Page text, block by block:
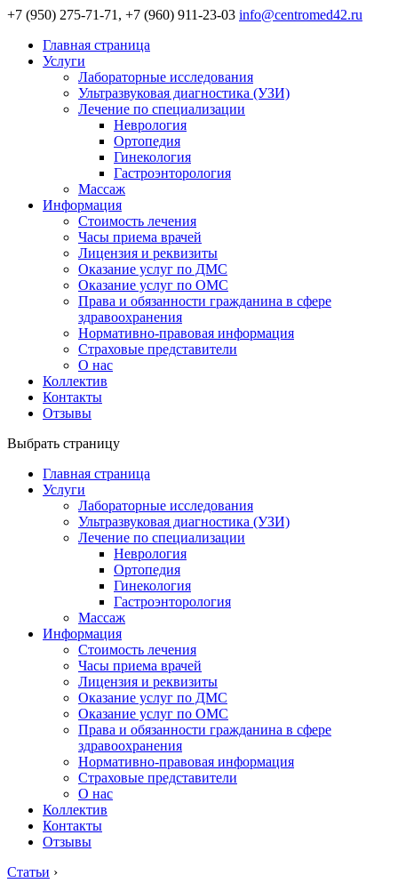
+7 (950) 275-71-71, +7 (960) 911-23-03 info@centromed42.ru
Главная страница
Услуги
Лабораторные исследования
Ультразвуковая диагностика (УЗИ)
Лечение по специализации
Неврология
Ортопедия
Гинекология
Гастроэнторология
Массаж
Информация
Стоимость лечения
Часы приема врачей
Лицензия и реквизиты
Оказание услуг по ДМС
Оказание услуг по ОМС
Права и обязанности гражданина в сфере
здравоохранения
Нормативно-правовая информация
Страховые представители
О нас
Коллектив
Контакты
Отзывы
Выбрать страницу
Главная страница
Услуги
Лабораторные исследования
Ультразвуковая диагностика (УЗИ)
Лечение по специализации
Неврология
Ортопедия
Гинекология
Гастроэнторология
Массаж
Информация
Стоимость лечения
Часы приема врачей
Лицензия и реквизиты
Оказание услуг по ДМС
Оказание услуг по ОМС
Права и обязанности гражданина в сфере
здравоохранения
Нормативно-правовая информация
Страховые представители
О нас
Коллектив
Контакты
Отзывы
Статьи ›